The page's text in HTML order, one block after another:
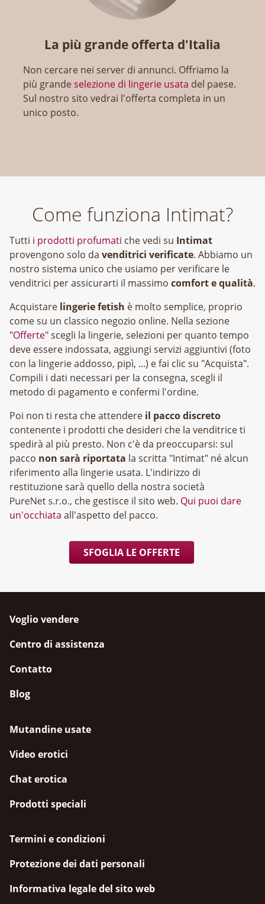
La più grande offerta d'Italia
Non cercare nei server di annunci. Offriamo la
più grandeselezione di lingerie usata del paese.
Sul nostro sito vedrai l'offerta completa in un
unico posto.
Come funziona Intimat?
Tutti i prodotti profumati che vedi su Intimat
provengono solo da venditrici verificate. Abbiamo un
nostro sistema unico che usiamo per verificare le
venditrici per assicurarti il massimo comfort e qualità.
Acquistare lingerie fetish è molto semplice, proprio
come su un classico negozio online. Nella sezione
"Offerte" scegli la lingerie, selezioni per quanto tempo
deve essere indossata, aggiungi servizi aggiuntivi (foto
con la lingerie addosso, pipì, ...) e fai clic su "Acquista".
Compili i dati necessari per la consegna, scegli il
metodo di pagamento e confermi l'ordine.
Poi non ti resta che attendere il pacco discreto
contenente i prodotti che desideri che la venditrice ti
spedirà al più presto. Non c'è da preoccuparsi: sul
pacco non sarà riportata la scritta "Intimat" né alcun
riferimento alla lingerie usata. L'indirizzo di
restituzione sarà quello della nostra società
, che gestisce il sito web. Qui puoi dare
un'occhiata all'aspetto del pacco.
SFOGLIA LE OFFERTE
Voglio vendere
Centro di assistenza
Contatto
Blog
Mutandine usate
Video erotici
Chat erotica
Prodotti speciali
Termini e condizioni
Protezione dei dati personali
Informativa legale del sito web